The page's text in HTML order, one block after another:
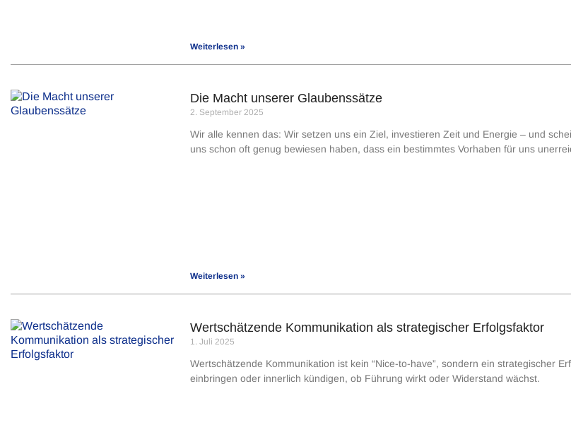
Weiterlesen »
Die Macht unserer Glaubenssätze
2. September 2025
Wir alle kennen das: Wir setzen uns ein Ziel, investieren Zeit und Energie – und
uns schon oft genug bewiesen haben, dass ein bestimmtes Vorhaben für uns
Weiterlesen »
Wertschätzende Kommunikation als strategischer Erfolgsfaktor
1. Juli 2025
Wertschätzende Kommunikation ist kein “Nice-to-have”, sondern ein strategischer
einbringen oder innerlich kündigen, ob Führung wirkt oder Widerstand wächst.